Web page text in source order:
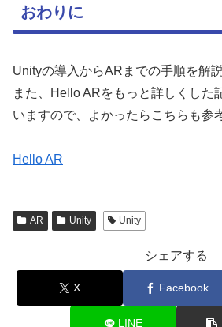
おわりに
Unityの導入からARまでの手順を解説
また、Hello ARをもっと詳しくした
いますので、よかったらこちらも参
Hello AR
AR Unity Unity
シェアする
X Facebook
LINE